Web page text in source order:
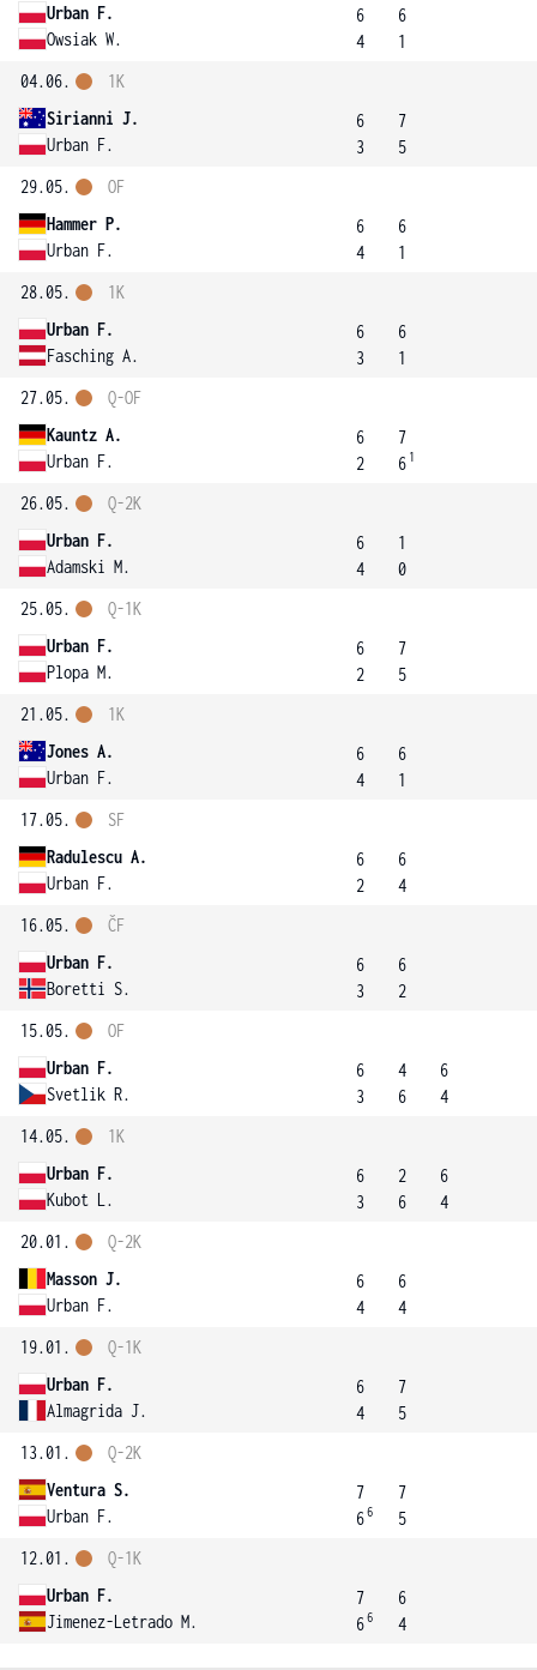
Urban F.
Owsiak W.
6
4
6
1
04.06.
Sirianni J.
Urban F.
1K
6
3
7
5
29.05.
Hammer P.
Urban F.
OF
6
4
6
1
28.05.
Urban F.
Fasching A.
1K
6
3
6
1
27.05.
Kauntz A.
Urban F.
Q-OF
6
2
7
6 1
26.05.
Urban F.
Adamski M.
Q-2K
6
4
1
0
25.05.
Urban F.
Plopa M.
Q-1K
6
2
7
5
21.05.
Jones A.
Urban F.
1K
6
4
6
1
17.05.
Radulescu A.
Urban F.
SF
6
2
6
4
16.05.
Urban F.
Boretti S.
ČF
6
3
6
2
15.05.
Urban F.
Svetlik R.
OF
6
3
4
6
6
4
14.05.
Urban F.
Kubot L.
1K
6
3
2
6
6
4
20.01.
Masson J.
Urban F.
Q-2K
6
4
6
4
19.01.
Urban F.
Almagrida J.
Q-1K
6
4
7
5
13.01.
Ventura S.
Urban F.
Q-2K
7
66
7
5
12.01.
Urban F.
Jimenez-Letrado M.
Q-1K
7
66
6
4